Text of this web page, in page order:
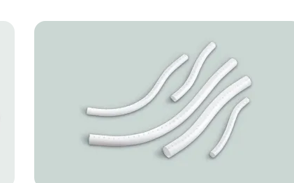
Image